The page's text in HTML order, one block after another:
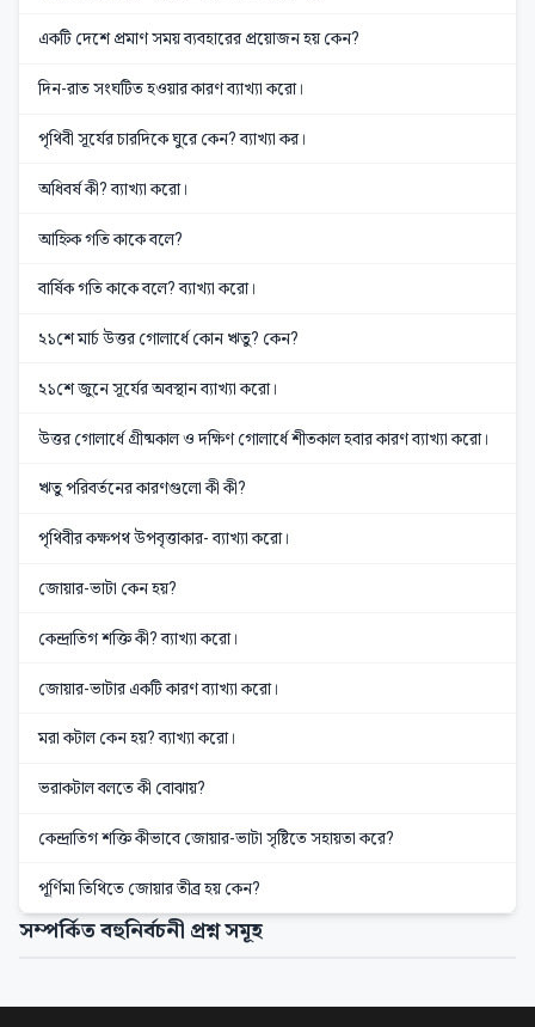
একটি দেশে প্রমাণ সময় ব্যবহারের প্রয়োজন হয় কেন?
দিন-রাত সংঘটিত হওয়ার কারণ ব্যাখ্যা করো।
পৃথিবী সূর্যের চারদিকে ঘুরে কেন? ব্যাখ্যা কর।
অধিবর্ষ কী? ব্যাখ্যা করো।
আহ্নিক গতি কাকে বলে?
বার্ষিক গতি কাকে বলে? ব্যাখ্যা করো।
২১শে মার্চ উত্তর গোলার্ধে কোন ঋতু? কেন?
২১শে জুনে সূর্যের অবস্থান ব্যাখ্যা করো।
উত্তর গোলার্ধে গ্রীষ্মকাল ও দক্ষিণ গোলার্ধে শীতকাল হবার কারণ ব্যাখ্যা করো।
ঋতু পরিবর্তনের কারণগুলো কী কী?
পৃথিবীর কক্ষপথ উপবৃত্তাকার- ব্যাখ্যা করো।
জোয়ার-ভাটা কেন হয়?
কেন্দ্রাতিগ শক্তি কী? ব্যাখ্যা করো।
জোয়ার-ভাটার একটি কারণ ব্যাখ্যা করো।
মরা কটাল কেন হয়? ব্যাখ্যা করো।
ভরাকটাল বলতে কী বোঝায়?
কেন্দ্রাতিগ শক্তি কীভাবে জোয়ার-ভাটা সৃষ্টিতে সহায়তা করে?
পূর্ণিমা তিথিতে জোয়ার তীব্র হয় কেন?
সম্পর্কিত বহুনির্বচনী প্রশ্ন সমূহ